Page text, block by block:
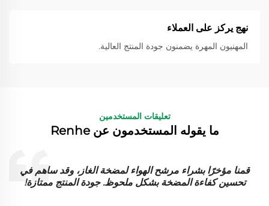
نهج يركز على العملاء
المهنيون المهرة يضمنون جودة المنتج العالية.
تعليقات المستخدمين
ما يقوله المستخدمون عن Renhe
قمنا مؤخرًا بشراء مرشح الهواء لمضخة الغاز، وقد ساهم في
تحسين كفاءة المضخة بشكل ملحوظ. جودة المنتج ممتازة!